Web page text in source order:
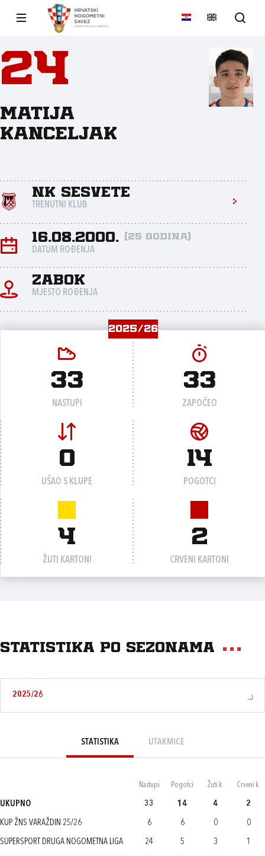
24
Matija
Kanceljak
NK Sesvete
TRENUTNI KLUB
16.08.2000. (25 godina)
DATUM ROĐENJA
Zabok
MJESTO ROĐENJA
2025/26
33
NASTUPI
33
ZAPOČEO
0
UŠAO S KLUPE
14
POGOTCI
4
ŽUTI KARTONI
2
CRVENI KARTONI
Statistika po sezonama
2025/26
STATISTIKA UTAKMICE
Nastupi Pogotci Žuti k. Crveni k.
UKUPNO 33 14 4 2
KUP ŽNS VARAŽDIN 25/26 6 6 0 0
SUPERSPORT DRUGA NOGOMETNA LIGA 24 5 3 1